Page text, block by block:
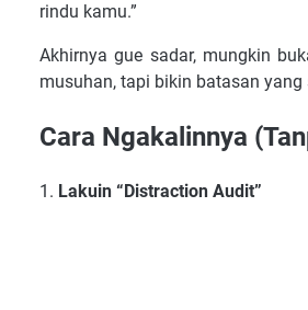
rindu kamu.”
Akhirnya gue sadar, mungkin
musuhan, tapi bikin batasan
Cara Ngakalinnya
1. Lakuin “Distraction Audit”